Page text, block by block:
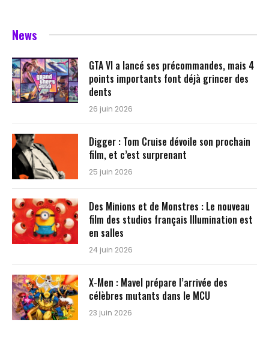
News
GTA VI a lancé ses précommandes, mais 4
points importants font déjà grincer des
dents
26 juin 2026
Digger : Tom Cruise dévoile son prochain
film, et c’est surprenant
25 juin 2026
Des Minions et de Monstres : Le nouveau
film des studios français Illumination est
en salles
24 juin 2026
X-Men : Mavel prépare l’arrivée des
célèbres mutants dans le MCU
23 juin 2026